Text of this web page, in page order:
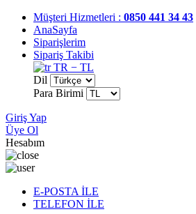
Müşteri Hizmetleri : 0850 441 34 43
AnaSayfa
Siparişlerim
Sipariş Takibi
TR − TL
Dil
Para Birimi
Giriş Yap
Üye Ol
Hesabım
E-POSTA İLE
TELEFON İLE